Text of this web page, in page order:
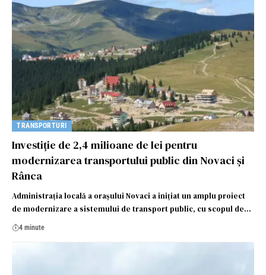
TRANSPORTURI
Investiție de 2,4 milioane de lei pentru
modernizarea transportului public din Novaci și
Rânca
Administrația locală a orașului Novaci a inițiat un amplu proiect
de modernizare a sistemului de transport public, cu scopul de…
4 minute